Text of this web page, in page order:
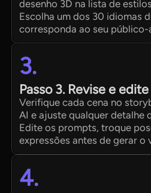
desenho 3D na lista de
Escolha um dos 30 idiomas
corresponda ao seu público-
3.
Passo 3. Revise e
Verifique cada cena no
AI e ajuste qualquer detalhe
Edite os prompts, troque
expressões antes de gerar o
4.